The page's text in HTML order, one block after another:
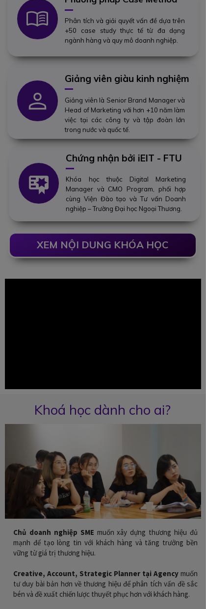
XEM NỘI DUNG KHÓA HỌC
Chứng nhận bởi iEIT - FTU
Khóa học thuộc Digital Marketing
Manager và CMO Program, phối hợp
cùng Viện Đào tạo và Tư vấn Doanh
nghiệp – Trường Đại học Ngoại Thương.
Giảng viên giàu kinh nghiệm
Giảng viên là Senior Brand Manager và
Head of Marketing với hơn +10 năm làm
việc tại các công ty và tập đoàn lớn
trong nước và quốc tế.
Phân tích và giải quyết vấn đề dựa trên
+50 case study thực tế từ đa dạng
ngành hàng và quy mô doanh nghiệp.
Khoá học dành cho ai?
Chủ doanh nghiệp SME muốn xây dựng thương hiệu đủ
mạnh để tạo lòng tin với khách hàng và tăng trưởng bền
vững từ giá trị thương hiệu.
Creative, Account, Strategic Planner tại Agency muốn
tư duy bài bản hơn về thương hiệu để phân tích vấn đề sắc
bén và đề xuất chiến lược thuyết phục hơn với khách hàng.